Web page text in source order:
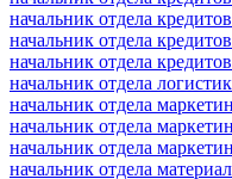
начальник отдела
начальник отдела
начальник отдела
начальник отдела
начальник отдела
начальник отдела
начальник отдела
начальник отдела